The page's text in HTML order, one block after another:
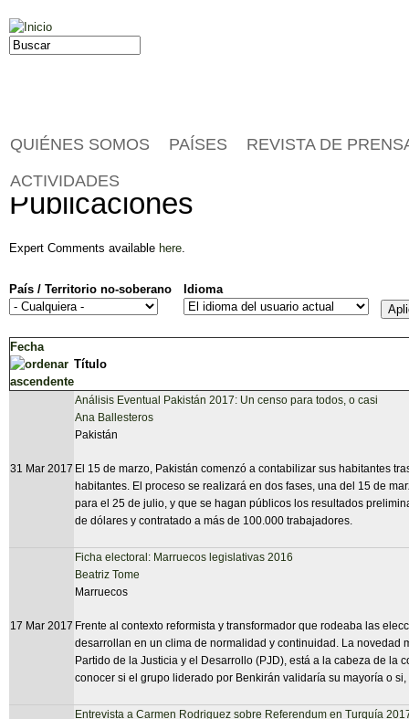
Jump to navigation
Formulario de búsqueda
Buscar
Publicaciones
Expert Comments available here.
País / Territorio no-soberano Idioma
Fecha
Título
31 Mar 2017
Análisis Eventual Pakistán 2017: Un censo para todos, o casi
Ana Ballesteros
Pakistán
El 15 de marzo, Pakistán comenzó a contabilizar sus habitantes
habitantes. El proceso se realizará en dos fases, una del 15 de
para el 25 de julio, y que se hagan públicos los resultados
de dólares y contratado a más de 100.000 trabajadores.
17 Mar 2017
Ficha electoral: Marruecos legislativas 2016
Beatriz Tome
Marruecos
Frente al contexto reformista y transformador que rodeaba las
desarrollan en un clima de normalidad y continuidad. La novedad
Partido de la Justicia y el Desarrollo (PJD), está a la cabeza de
conocer si el grupo liderado por Benkirán validaría su mayoría o
Entrevista a Carmen Rodriguez sobre Referendum en Turquía
QUIÉNES SOMOS PAÍSES REVISTA DE
ACTIVIDADES